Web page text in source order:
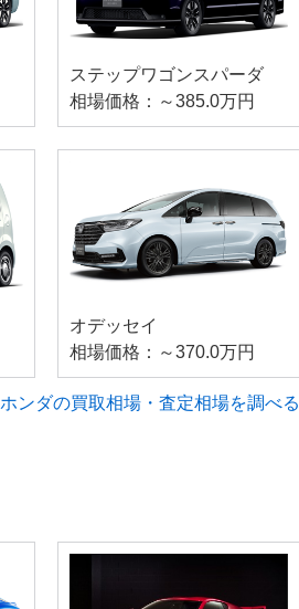
ステップワゴンスパーダ
相場価格：～385.0万円
オデッセイ
相場価格：～370.0万円
ホンダの買取相場・査定相場を調べる